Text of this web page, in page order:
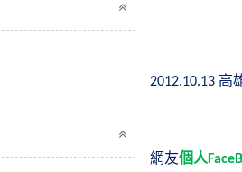
2012.10.13 高
網友個人